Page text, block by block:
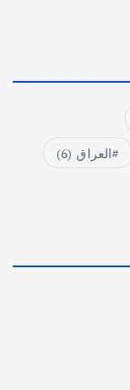
العراق (6)